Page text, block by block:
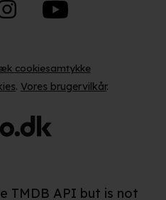
cookiesamtykke
. Vores brugervilkår.
TMDB API but is not